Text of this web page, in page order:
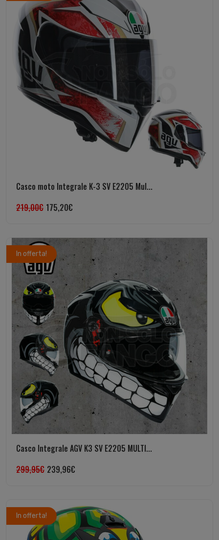
Casco moto Integrale K-3 SV E2205 Mul...
219,00€ 175,20€
In offerta!
Casco Integrale AGV K3 SV E2205 MULTI...
299,95€ 239,96€
In offerta!